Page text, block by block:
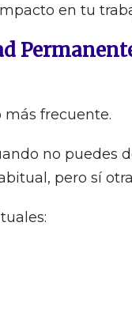
en tu
más frecuente.
no puedes
pero sí